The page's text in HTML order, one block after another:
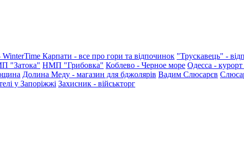
WinterTime Карпати - все про гори та відпочинок "Трускавець" -
"Затока" НМП "Грибовка" Коблево - Черное море Одесса -
Долина Меду - магазин для бджолярів Вадим Слюсарєв
у Запоріжжі Захисник - військторг